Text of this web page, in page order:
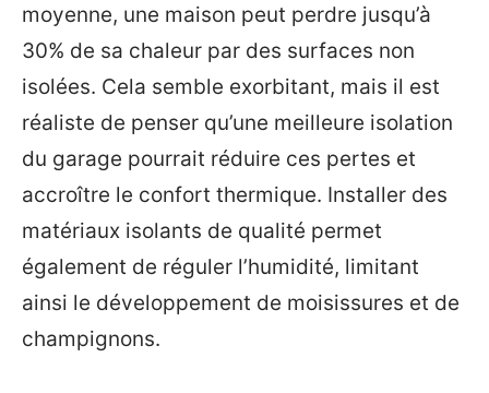
moyenne, une maison peut perdre jusqu’à
30% de sa chaleur par des surfaces non
isolées. Cela semble exorbitant, mais il est
réaliste de penser qu’une meilleure isolation
du garage pourrait réduire ces pertes et
accroître le confort thermique. Installer des
matériaux isolants de qualité permet
également de réguler l’humidité, limitant
ainsi le développement de moisissures et de
champignons.